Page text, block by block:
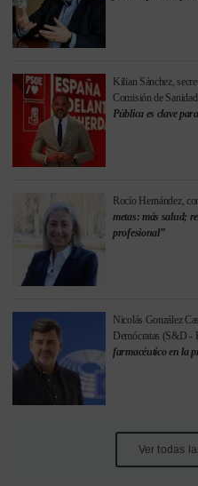
Kilian Sánchez,
Comisión de
Pública es clave
Rocío Hernández,
metas: más salud;
profesional”
Nicolás González
Demócratas (S&D -
farmacéutico en la
Ver todas